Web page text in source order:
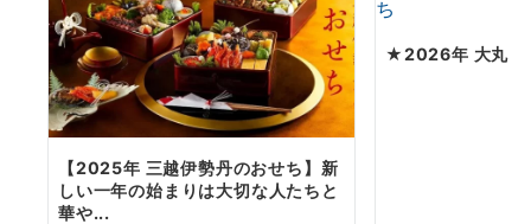
【2025年 三越伊勢丹のおせち】新
しい一年の始まりは大切な人たちと
華や...
★2026年 大丸・